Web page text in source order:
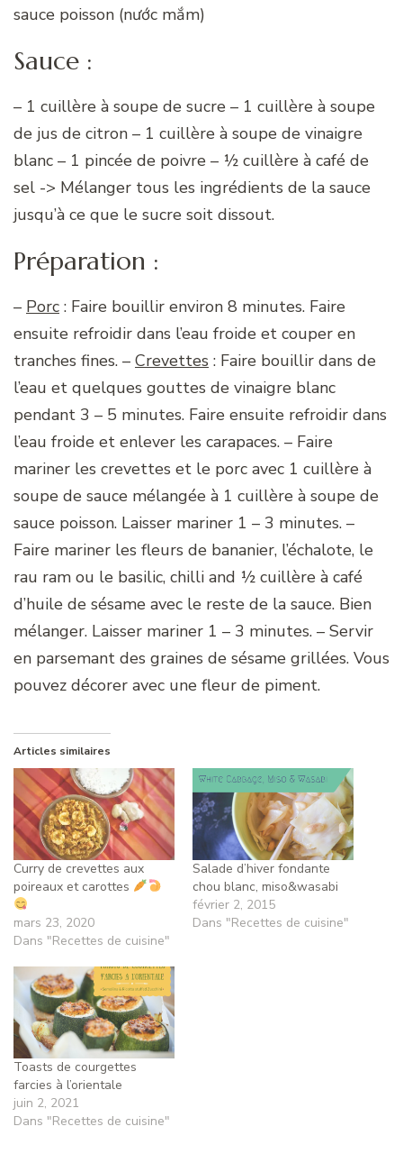
sauce poisson (nước mắm)
Sauce :
– 1 cuillère à soupe de sucre – 1 cuillère à soupe
de jus de citron – 1 cuillère à soupe de vinaigre
blanc – 1 pincée de poivre – ½ cuillère à café de
sel -> Mélanger tous les ingrédients de la sauce
jusqu’à ce que le sucre soit dissout.
Préparation :
– Porc : Faire bouillir environ 8 minutes. Faire
ensuite refroidir dans l’eau froide et couper en
tranches fines. – Crevettes : Faire bouillir dans de
l’eau et quelques gouttes de vinaigre blanc
pendant 3 – 5 minutes. Faire ensuite refroidir dans
l’eau froide et enlever les carapaces. – Faire
mariner les crevettes et le porc avec 1 cuillère à
soupe de sauce mélangée à 1 cuillère à soupe de
sauce poisson. Laisser mariner 1 – 3 minutes. –
Faire mariner les fleurs de bananier, l’échalote, le
rau ram ou le basilic, chilli and ½ cuillère à café
d’huile de sésame avec le reste de la sauce. Bien
mélanger. Laisser mariner 1 – 3 minutes. – Servir
en parsemant des graines de sésame grillées. Vous
pouvez décorer avec une fleur de piment.
Articles similaires
Curry de crevettes aux
poireaux et carottes
mars 23, 2020
Dans "Recettes de cuisine"
Salade d’hiver fondante
chou blanc, miso&wasabi
février 2, 2015
Dans "Recettes de cuisine"
Toasts de courgettes
farcies à l’orientale
juin 2, 2021
Dans "Recettes de cuisine"